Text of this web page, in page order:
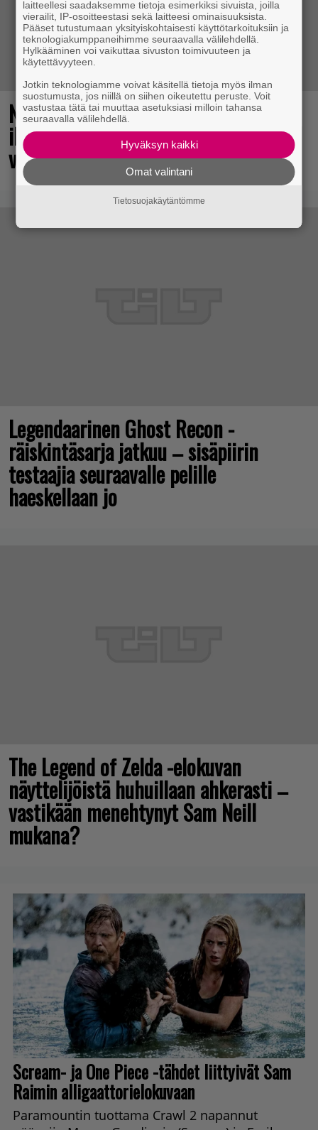
No johan pomppasi: 30 vuotta sitten
ilmestynyt klassikkoräiskintä sai
valtavasti lisää sisältöä
Legendaarinen Ghost Recon -
räiskintäsarja jatkuu – sisäpiirin
testaajia seuraavalle pelille
haeskellaan jo
The Legend of Zelda -elokuvan
näyttelijöistä huhuillaan ahkerasti –
vastikään menehtynyt Sam Neill
mukana?
laitteellesi saadaksemme tietoja esimerkiksi sivuista, joilla
vierailit, IP-osoitteestasi sekä laitteesi ominaisuuksista.
Pääset tutustumaan yksityiskohtaisesti käyttötarkoituksiin ja
teknologiakumppaneihimme seuraavalla välilehdellä.
Hylkääminen voi vaikuttaa sivuston toimivuuteen ja
käytettävyyteen.
Jotkin teknologiamme voivat käsitellä tietoja myös ilman
suostumusta, jos niillä on siihen oikeutettu peruste. Voit
vastustaa tätä tai muuttaa asetuksiasi milloin tahansa
seuraavalla välilehdellä.
Hyväksyn kaikki
Omat valintani
Tietosuojakäytäntömme